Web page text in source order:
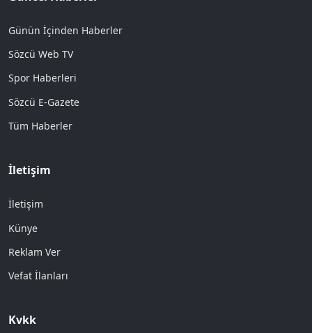
Günün İçinden Haberler
Sözcü Web TV
Spor Haberleri
Sözcü E-Gazete
Tüm Haberler
İletişim
İletişim
Künye
Reklam Ver
Vefat İlanları
Kvkk